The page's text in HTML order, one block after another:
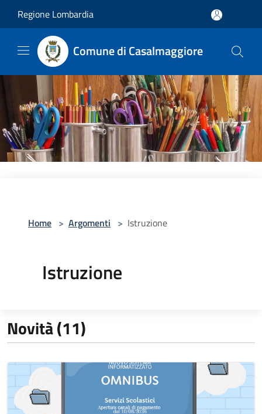
Regione Lombardia
Comune di Casalmaggiore
Home > Argomenti > Istruzione
Istruzione
Novità (11)